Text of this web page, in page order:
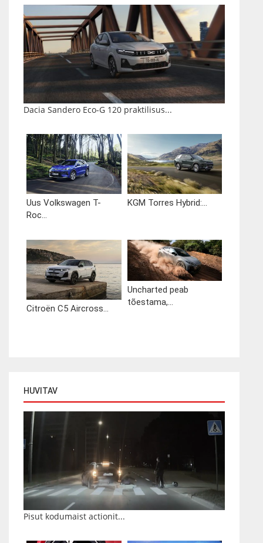
Dacia Sandero Eco-G 120 praktilisus...
Uus Volkswagen T-
Roc...
KGM Torres Hybrid:...
Citroën C5 Aircross...
Uncharted peab
tõestama,...
HUVITAV
Pisut kodumaist actionit...